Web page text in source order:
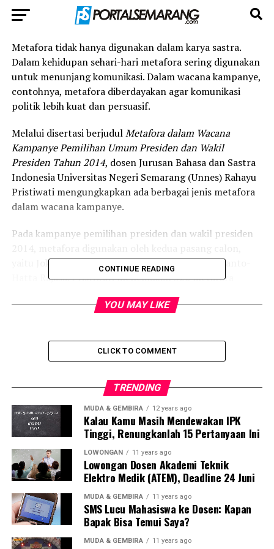
Metafora tidak hanya digunakan dalam karya sastra.
Dalam kehidupan sehari-hari metafora sering digunakan
untuk menunjang komunikasi. Dalam wacana kampanye,
contohnya, metafora diberdayakan agar komunikasi
politik lebih kuat dan persuasif.
Melalui disertasi berjudulMetafora dalam Wacana
Kampanye Pemilihan Umum Presiden dan Wakil
Presiden Tahun 2014, dosen Jurusan Bahasa dan Sastra
Indonesia Universitas Negeri Semarang (Unnes) Rahayu
Pristiwati mengungkapkan ada berbagai jenis metafora
dalam wacana kampanye.
Pada kampanye pemilihan presiden dan wakil presiden
yaitu Joko Widodo-Jusuf Kalla dan Prabowo Subianto-
Hatta Rajasa. Pristiwati menemukan 322 metafora
di berbagai surat kabar.
sembilan kategori semantis metafora. Adapun
berdasarkan perbandingannya, ia menemukan ada 10
Selain itu, Pristiwati menambahkan, dalam wacana
kampanye terdapat tujuh fungsi metafora, yaitu
menyatakan sifat khas, fungsi penggantian,
menghaluskan ungkapan, fungsi penyampaian kritik,
fungsi keindahan pengungkapan, fungsi penyangatan
makna, dan fungsi mengkonkretkan pengalaman
manusia.
Tidak sekadar jadi alat ekspresi, dalam wacana
kampanye metafora juga menjadi sarana penyampai
CONTINUE READING
YOU MAY LIKE
CLICK TO COMMENT
TRENDING
MUDA & GEMBIRA 12 years ago
Kalau Kamu Masih Mendewakan IPK
Tinggi, Renungkanlah 15 Pertanyaan Ini
LOWONGAN 11 years ago
Lowongan Dosen Akademi Teknik
Elektro Medik (ATEM), Deadline 24 Juni
MUDA & GEMBIRA 11 years ago
SMS Lucu Mahasiswa ke Dosen: Kapan
Bapak Bisa Temui Saya?
MUDA & GEMBIRA 11 years ago